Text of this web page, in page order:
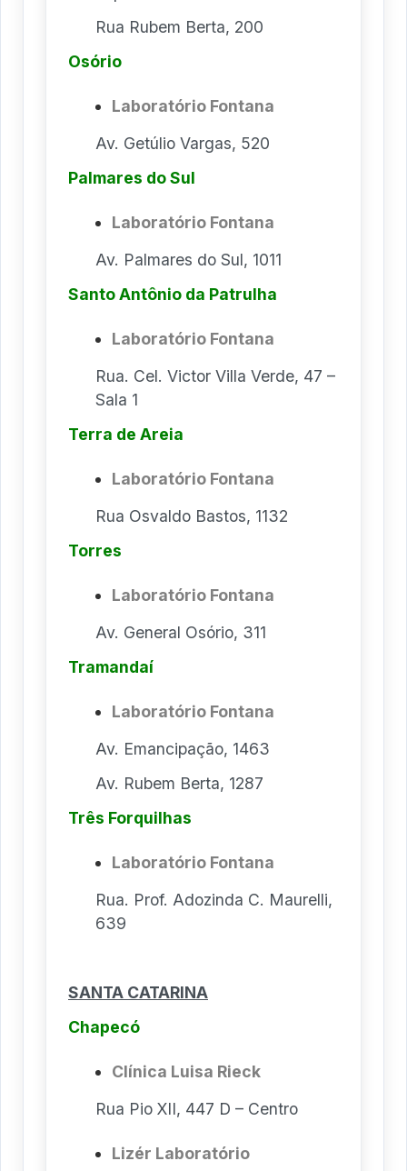
Rua Rubem Berta, 200
Osório
Laboratório Fontana
Av. Getúlio Vargas, 520
Palmares do Sul
Laboratório Fontana
Av. Palmares do Sul, 1011
Santo Antônio da Patrulha
Laboratório Fontana
Rua. Cel. Victor Villa Verde, 47 –
Sala 1
Terra de Areia
Laboratório Fontana
Rua Osvaldo Bastos, 1132
Torres
Laboratório Fontana
Av. General Osório, 311
Tramandaí
Laboratório Fontana
Av. Emancipação, 1463
Av. Rubem Berta, 1287
Três Forquilhas
Laboratório Fontana
Rua. Prof. Adozinda C. Maurelli,
639
SANTA CATARINA
Chapecó
Clínica Luisa Rieck
Rua Pio XII, 447 D – Centro
Lizér Laboratório